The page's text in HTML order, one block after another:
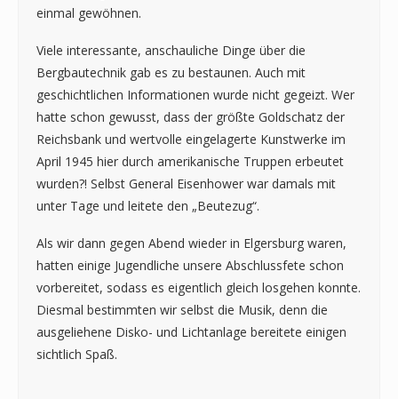
einmal gewöhnen.
Viele interessante, anschauliche Dinge über die
Bergbautechnik gab es zu bestaunen. Auch mit
geschichtlichen Informationen wurde nicht gegeizt. Wer
hatte schon gewusst, dass der größte Goldschatz der
Reichsbank und wertvolle eingelagerte Kunstwerke im
April 1945 hier durch amerikanische Truppen erbeutet
wurden?! Selbst General Eisenhower war damals mit
unter Tage und leitete den „Beutezug“.
Als wir dann gegen Abend wieder in Elgersburg waren,
hatten einige Jugendliche unsere Abschlussfete schon
vorbereitet, sodass es eigentlich gleich losgehen konnte.
Diesmal bestimmten wir selbst die Musik, denn die
ausgeliehene Disko- und Lichtanlage bereitete einigen
sichtlich Spaß.